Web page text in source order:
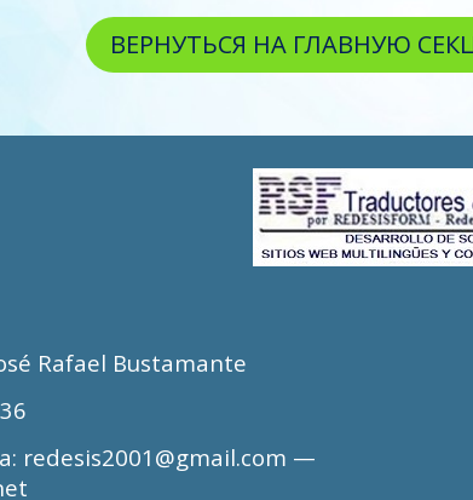
ВЕРНУТЬСЯ НА ГЛАВНУЮ
Rafael Bustamante
: redesis2001@gmail.com —